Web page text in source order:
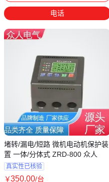
电话
堵转/漏电/短路 微机电动机保护装
置 一体/分体式 ZRD-800 众人
真实性已核验
￥350.00/台